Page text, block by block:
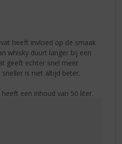
heeft invloed op de smaak
whisky duurt langer bij een
geeft echter snel meer
sneller is niet altijd beter.
een inhoud van 50 liter.